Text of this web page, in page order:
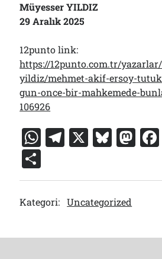
Müyesser YILDIZ
29 Aralık 2025
12punto link:
https://12punto.com.tr/
yildiz/mehmet-akif-ersoy-
gun-once-bir-mahkemede-
106926
W
at
s
A
p
T
e
gr
a
m
X Bl
e
s
k
y
M
st
o
h
ar
e
Kategori: Uncategorized